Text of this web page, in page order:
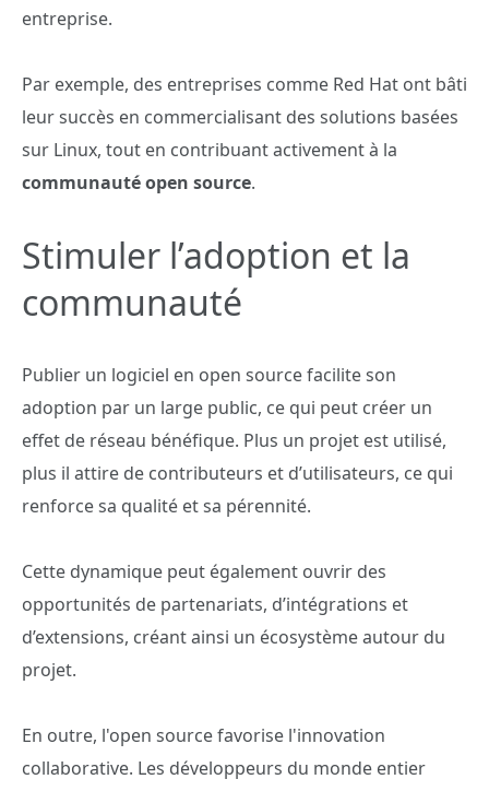
entreprise.
Par exemple, des entreprises comme Red Hat ont bâti
leur succès en commercialisant des solutions basées
sur Linux, tout en contribuant activement à la
communauté open source.
Stimuler l’adoption et la
communauté
Publier un logiciel en open source facilite son
adoption par un large public, ce qui peut créer un
effet de réseau bénéfique. Plus un projet est utilisé,
plus il attire de contributeurs et d’utilisateurs, ce qui
renforce sa qualité et sa pérennité.
Cette dynamique peut également ouvrir des
opportunités de partenariats, d’intégrations et
d’extensions, créant ainsi un écosystème autour du
projet.
En outre, l'open source favorise l'innovation
collaborative. Les développeurs du monde entier